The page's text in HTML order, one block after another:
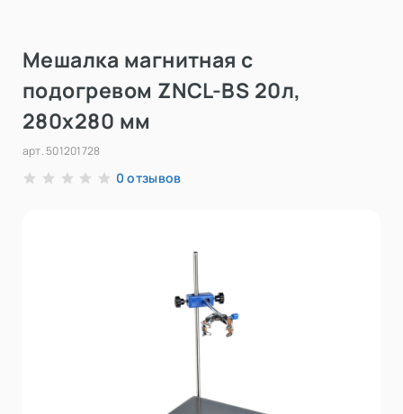
Мешалка магнитная с
подогревом ZNCL-BS 20л,
280х280 мм
арт. 501201728
0 отзывов